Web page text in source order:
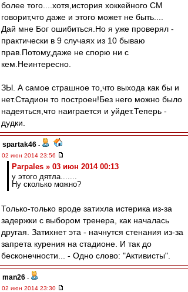
более того....хотя,история хоккейного СМ
говорит,что даже и этого может не быть....
Дай мне Бог ошибиться.Но я уже проверял -
практически в 9 случаях из 10 бываю
прав.Потому,даже не спорю ни с
кем.Неинтересно.
ЗЫ. А самое страшное то,что выхода как бы и
нет.Стадион то построен!Без него можно было
надеяться,что наиграется и уйдет.Теперь -
дудки.
spartak46 -
02 июн 2014 23:56
Parpales » 03 июн 2014 00:13
у этого дятла.......
Ну сколько можно?
Только-только вроде затихла истерика из-за
задержки с выбором тренера, как началась
другая. Затихнет эта - начнутся стенания из-за
запрета курения на стадионе. И так до
бесконечности... - Одно слово: "Активисты".
man26 -
02 июн 2014 23:30